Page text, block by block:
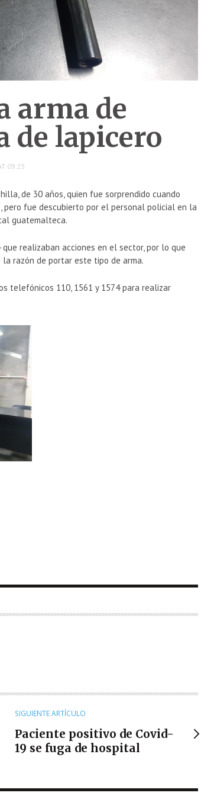
arma de
de lapicero
09:25
de 30 años, quien fue sorprendido cuando
pero fue descubierto por el personal policial en la
guatemalteca.
realizaban acciones en el sector, por lo que
razón de portar este tipo de arma.
telefónicos 110, 1561 y 1574 para realizar
SIGUIENTE ARTÍCULO
Paciente positivo de Covid-
19 se fuga de hospital
FIFA admite errores tras fallido plan de
NOTICIAS